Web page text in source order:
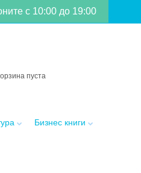
с 10:00 до 19:00
пуста
Бизнес книги